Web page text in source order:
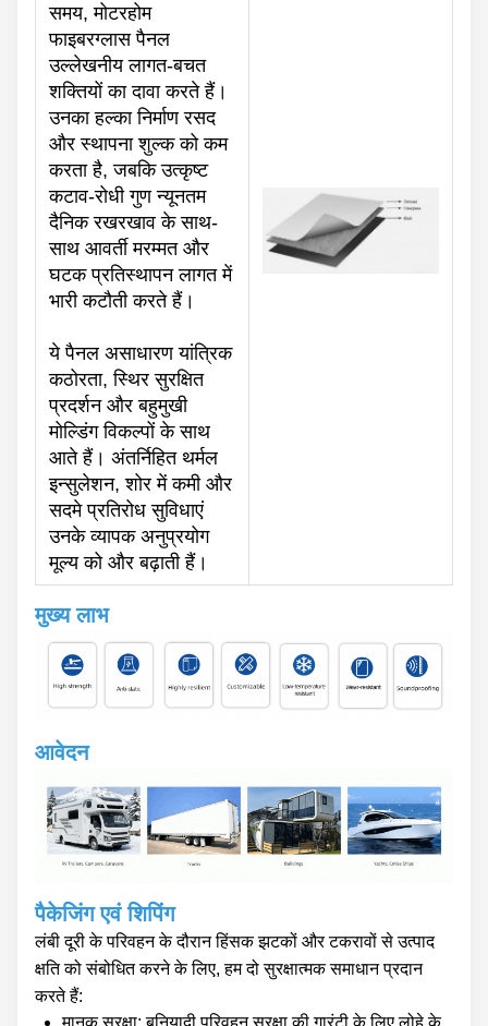
समय, मोटरहोम
फाइबरग्लास पैनल
उल्लेखनीय लागत-बचत
शक्तियों का दावा करते हैं।
उनका हल्का निर्माण रसद
और स्थापना शुल्क को कम
करता है, जबकि उत्कृष्ट
कटाव-रोधी गुण न्यूनतम
दैनिक रखरखाव के साथ-
साथ आवर्ती मरम्मत और
घटक प्रतिस्थापन लागत में
भारी कटौती करते हैं।
ये पैनल असाधारण यांत्रिक
कठोरता, स्थिर सुरक्षित
प्रदर्शन और बहुमुखी
मोल्डिंग विकल्पों के साथ
आते हैं। अंतर्निहित थर्मल
इन्सुलेशन, शोर में कमी और
सदमे प्रतिरोध सुविधाएं
उनके व्यापक अनुप्रयोग
मूल्य को और बढ़ाती हैं।
मुख्य लाभ
आवेदन
पैकेजिंग एवं शिपिंग
लंबी दूरी के परिवहन के दौरान हिंसक झटकों और टकरावों से उत्पाद
क्षति को संबोधित करने के लिए, हम दो सुरक्षात्मक समाधान प्रदान
करते हैं: